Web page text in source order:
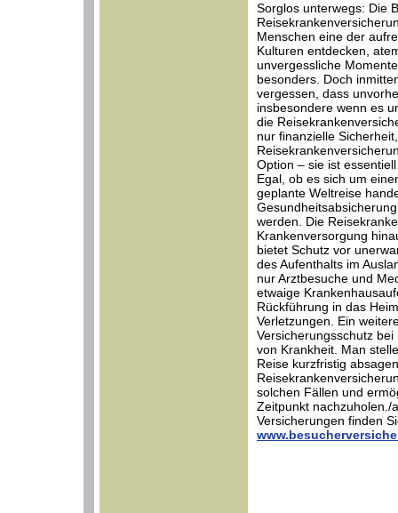
Sorglos unterwegs: Die
Menschen eine der
Kulturen entdecken,
unvergessliche
besonders. Doch
vergessen, dass
insbesondere wenn es
die
nur finanzielle
Option – sie ist
Egal, ob es sich um
geplante Weltreise
werden. Die
Krankenversorgung
bietet Schutz vor
des Aufenthalts im
nur Arztbesuche und
etwaige
Rückführung in das
Verletzungen. Ein
Versicherungsschutz
von Krankheit. Man
Reise kurzfristig
solchen Fällen und
Zeitpunkt nachzuholen./
Versicherungen finden